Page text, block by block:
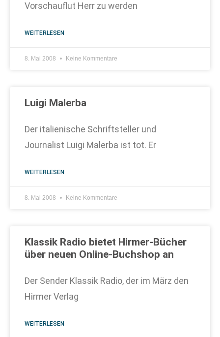
Vorschauflut Herr zu werden
WEITERLESEN
8. Mai 2008 Keine Kommentare
Luigi Malerba
Der italienische Schriftsteller und
Journalist Luigi Malerba ist tot. Er
WEITERLESEN
8. Mai 2008 Keine Kommentare
Klassik Radio bietet Hirmer-Bücher
über neuen Online-Buchshop an
Der Sender Klassik Radio, der im März den
Hirmer Verlag
WEITERLESEN